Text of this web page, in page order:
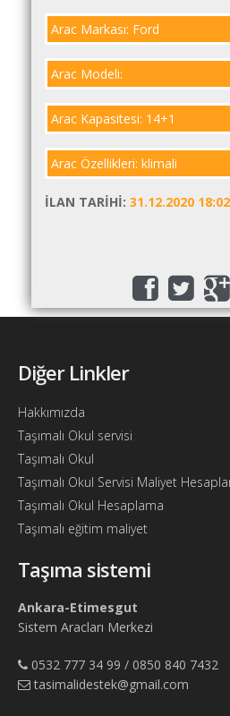
arayanlar
Soför
arayanlar
Aracına
arayanlar
Katsayısı
Bul
Hakkımızda
İletişim
Arac Markası: Ford
Arac Modeli:
Arac Kapasitesi: 14+1
Arac Özellikleri: klimali
İLAN TARIHI: 31.12.2020
Diğer Linkler
Hakkımızda
Taşımalı Okul servisi
Taşımalı Okul
Taşımalı Okul Servisi Maliyet
Taşımalı Okul Hesaplama
Taşımalı eğitim maliyet
Taşıma sistemi
Ankara-Etimesgut
Sistem Aracları Merkezi
0532 777 34 99 / 0850 840 7432
tasimalidestek@gmail.com